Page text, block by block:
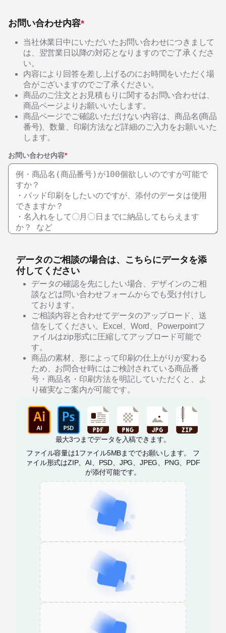
お問い合わせ内容*
当社休業日中にいただいたお問い合わせにつきまして
は、翌営業日以降の対応となりますのでご了承くださ
い。
内容により回答を差し上げるのにお時間をいただく場
合がございますのでご了承ください。
商品のご注文とお見積もりに関するお問い合わせは、
商品ページよりお願いいたします。
商品ページでご確認いただけない内容は、商品名(商品
番号)、数量、印刷方法など詳細のご入力をお願いいた
します。
お問い合わせ内容*
データのご相談の場合は、こちらにデータを添
付してください
データの確認を先にしたい場合、デザインのご相
談などは問い合わせフォームからでも受け付けし
ております。
ご相談内容と合わせてデータのアップロード、送
信をしてください。Excel、Word、Powerpointフ
ァイルはzip形式に圧縮してアップロード可能で
す。
商品の素材、形によって印刷の仕上がりが変わる
ため、お問合せ時にはご検討されている商品番
号・商品名・印刷方法を明記していただくと、よ
り確実なご案内が可能です。
最大3つまでデータを入稿できます。
ファイル容量は1ファイル5MBまででお願いします。 フ
ァイル形式はZIP、AI、PSD、JPG、JPEG、PNG、PDF
が添付可能です。